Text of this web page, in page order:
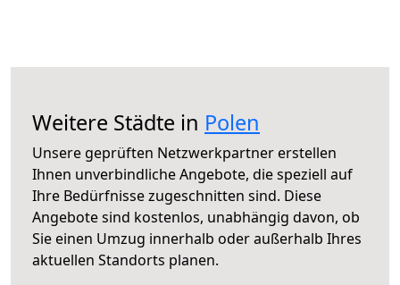
Weitere Städte in Polen
Unsere geprüften Netzwerkpartner erstellen
Ihnen unverbindliche Angebote, die speziell auf
Ihre Bedürfnisse zugeschnitten sind. Diese
Angebote sind kostenlos, unabhängig davon, ob
Sie einen Umzug innerhalb oder außerhalb Ihres
aktuellen Standorts planen.